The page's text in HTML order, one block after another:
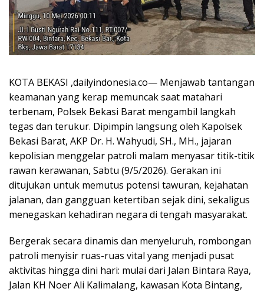
KOTA BEKASI ,dailyindonesia.co— Menjawab tantangan
keamanan yang kerap memuncak saat matahari
terbenam, Polsek Bekasi Barat mengambil langkah
tegas dan terukur. Dipimpin langsung oleh Kapolsek
Bekasi Barat, AKP Dr. H. Wahyudi, SH., MH., jajaran
kepolisian menggelar patroli malam menyasar titik-titik
rawan kerawanan, Sabtu (9/5/2026). Gerakan ini
ditujukan untuk memutus potensi tawuran, kejahatan
jalanan, dan gangguan ketertiban sejak dini, sekaligus
menegaskan kehadiran negara di tengah masyarakat.
Bergerak secara dinamis dan menyeluruh, rombongan
patroli menyisir ruas-ruas vital yang menjadi pusat
aktivitas hingga dini hari: mulai dari Jalan Bintara Raya,
Jalan KH Noer Ali Kalimalang, kawasan Kota Bintang,